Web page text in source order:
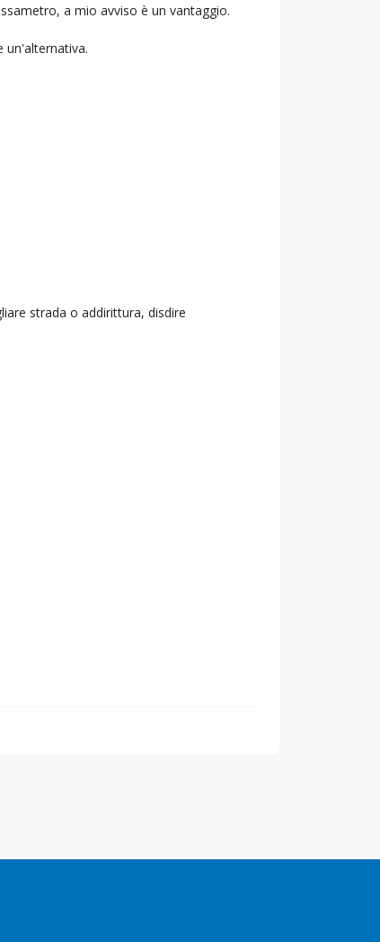
a mio avviso è un vantaggio.
un'alternativa.
strada o addirittura, disdire